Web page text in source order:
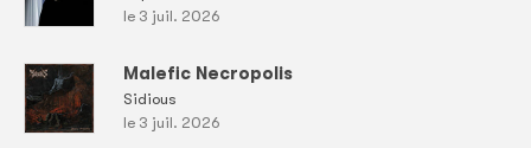
le 3 juil. 2026
Malefic Necropolis
Sidious
le 3 juil. 2026